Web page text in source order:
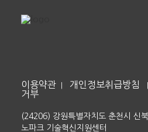
이용약관 개인정보취급방침
거부
(24206) 강원특별자치도 춘천시 신
노파크 기술혁신지원센터